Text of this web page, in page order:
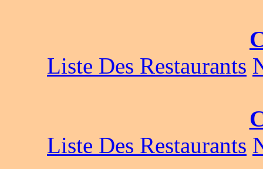
Liste Des Restaurants
Liste Des Restaurants